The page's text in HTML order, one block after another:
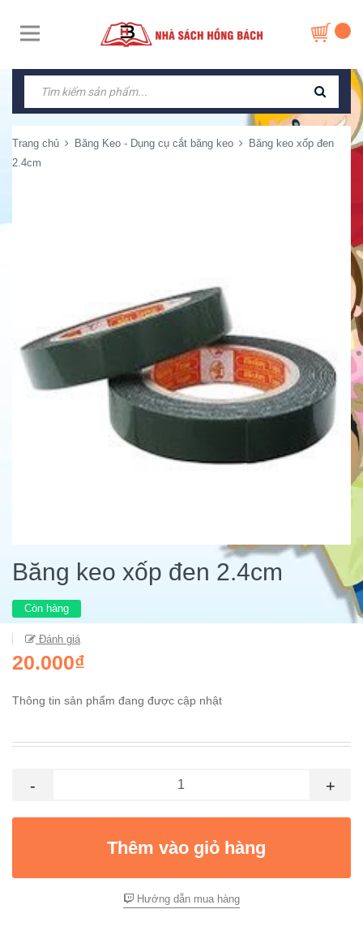
Trang chủ Băng Keo - Dụng cụ cắt băng keo
Băng keo xốp đen
2.4cm
Băng keo xốp đen 2.4cm
Còn hàng
Đánh giá
20.000₫
Thông tin sản phẩm đang được cập nhật
- +
Thêm vào giỏ hàng
Hướng dẫn mua hàng